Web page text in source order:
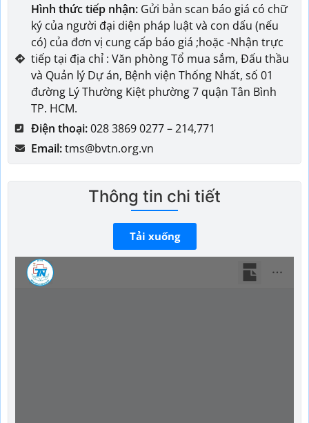
Hình thức tiếp nhận: Gửi bản scan báo giá có chữ
ký của người đại diện pháp luật và con dấu (nếu
có) của đơn vị cung cấp báo giá ;hoặc -Nhận trực
tiếp tại địa chỉ : Văn phòng Tổ mua sắm, Đấu thầu
và Quản lý Dự án, Bệnh viện Thống Nhất, số 01
đường Lý Thường Kiệt phường 7 quận Tân Bình
TP. HCM.
Điện thoại:028 3869 0277 – 214,771
Email:tms@bvtn.org.vn
Thông tin chi tiết
Tải xuống